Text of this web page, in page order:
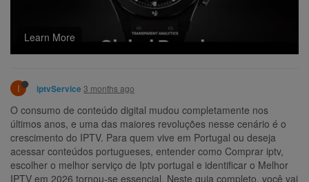
Learn More
I iptvService 3 months ago
O consumo de conteúdo digital mudou completamente nos
últimos anos, e uma das maiores revoluções nesse cenário é o
crescimento do IPTV. Para quem vive em Portugal ou deseja
acessar conteúdos portugueses, entender como Comprar iptv,
escolher o melhor serviço de Iptv portugal e identificar o Melhor
IPTV em 2026 tornou-se essencial. Neste guia completo, você vai